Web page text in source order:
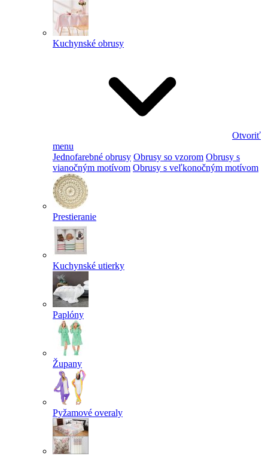
Kuchynské obrusy
Otvoriť
menu
Jednofarebné obrusy Obrusy so vzorom Obrusy s
vianočným motívom Obrusy s veľkonočným motívom
Prestieranie
Kuchynské utierky
Paplóny
Župany
Pyžamové overaly